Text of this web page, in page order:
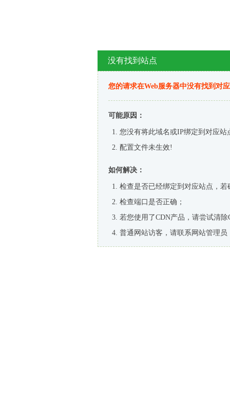
没有找到站点
您的请求在Web服务器中没有找到对
可能原因：
您没有将此域名或IP绑定到对应站
配置文件未生效!
如何解决：
检查是否已经绑定到对应站点，
检查端口是否正确；
若您使用了CDN产品，请尝试清除
普通网站访客，请联系网站管理员